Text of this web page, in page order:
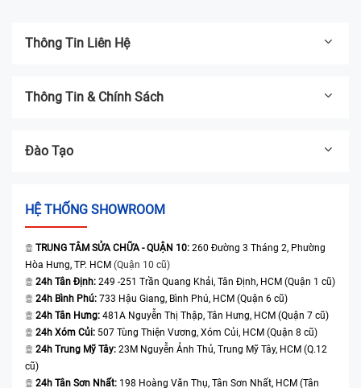
Thông Tin Liên Hệ
Thông Tin & Chính Sách
Đào Tạo
HỆ THỐNG SHOWROOM
TRUNG TÂM SỬA CHỮA - QUẬN 10: 260 Đường 3 Tháng 2, Phường
Hòa Hưng, TP. HCM (Quận 10 cũ)
24h Tân Định: 249 -251 Trần Quang Khải, Tân Định, HCM (Quận 1 cũ)
24h Bình Phú: 733 Hậu Giang, Bình Phú, HCM (Quận 6 cũ)
24h Tân Hưng: 481A Nguyễn Thị Thập, Tân Hưng, HCM (Quận 7 cũ)
24h Xóm Củi: 507 Tùng Thiện Vương, Xóm Củi, HCM (Quận 8 cũ)
24h Trung Mỹ Tây: 23M Nguyễn Ảnh Thủ, Trung Mỹ Tây, HCM (Q.12
cũ)
24h Tân Sơn Nhất: 198 Hoàng Văn Thụ, Tân Sơn Nhất, HCM (Tân